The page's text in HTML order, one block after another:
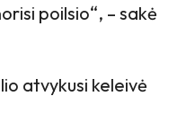
poilsio“, – sakė
atvykusi keleivė